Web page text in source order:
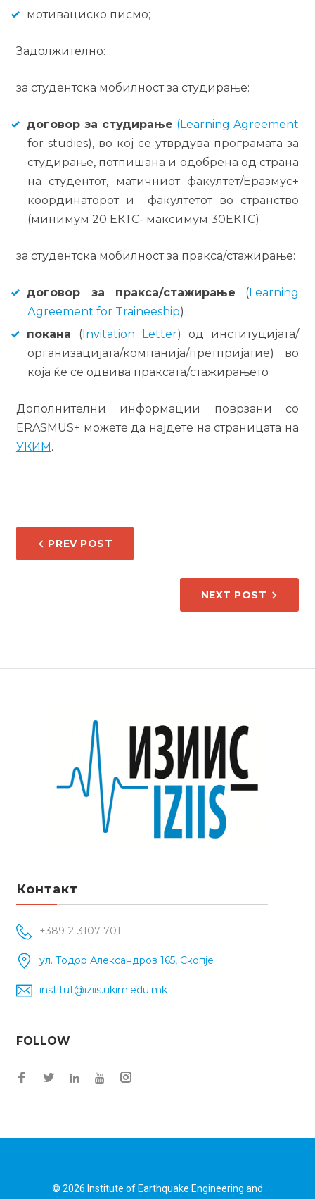
мотивациско писмо;
Задолжително:
за студентска мобилност за студирање:
договор за студирање (Learning Agreement
for studies), во кој се утврдува програмата за
студирање, потпишана и одобрена од страна
на студентот, матичниот факултет/Еразмус+
координаторот и факултетот во странство
(минимум 20 ЕКТС- максимум 30ЕКТС)
за студентска мобилност за пракса/стажирање:
договор за пракса/стажирање (Learning
Аgreement for Traineeship)
покана (Invitation Letter) од институцијата/
организацијата/компанија/претпријатие) во
која ќе се одвива праксата/стажирањето
Дополнителни информации поврзани со
ERASMUS+ можете да најдете на страницата на
УКИМ.
НАВИГАЦИЈА
НА
PREV POST
NEXT POST
Контакт
+389-2-3107-701
ул. Тодор Александров 165, Скопје
institut@iziis.ukim.edu.mk
FOLLOW
Facebook
Twitter
Instagram
© 2026 Institute of Earthquake Engineering and